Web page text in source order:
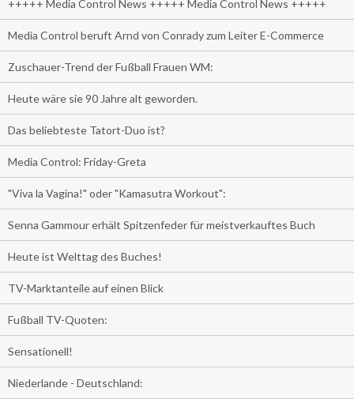
+++++ Media Control News +++++ Media Control News +++++
Media Control beruft Arnd von Conrady zum Leiter E-Commerce
Zuschauer-Trend der Fußball Frauen WM:
Heute wäre sie 90 Jahre alt geworden.
Das beliebteste Tatort-Duo ist?
Media Control: Friday-Greta
"Viva la Vagina!" oder "Kamasutra Workout":
Senna Gammour erhält Spitzenfeder für meistverkauftes Buch
Heute ist Welttag des Buches!
TV-Marktanteile auf einen Blick
Fußball TV-Quoten:
Sensationell!
Niederlande - Deutschland: